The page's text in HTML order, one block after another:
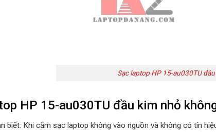
Sạc laptop HP 15-au030TU
HP 15-au030TU đầu kim nhỏ
biết: Khi cắm sạc laptop không vào nguồn và không có tín